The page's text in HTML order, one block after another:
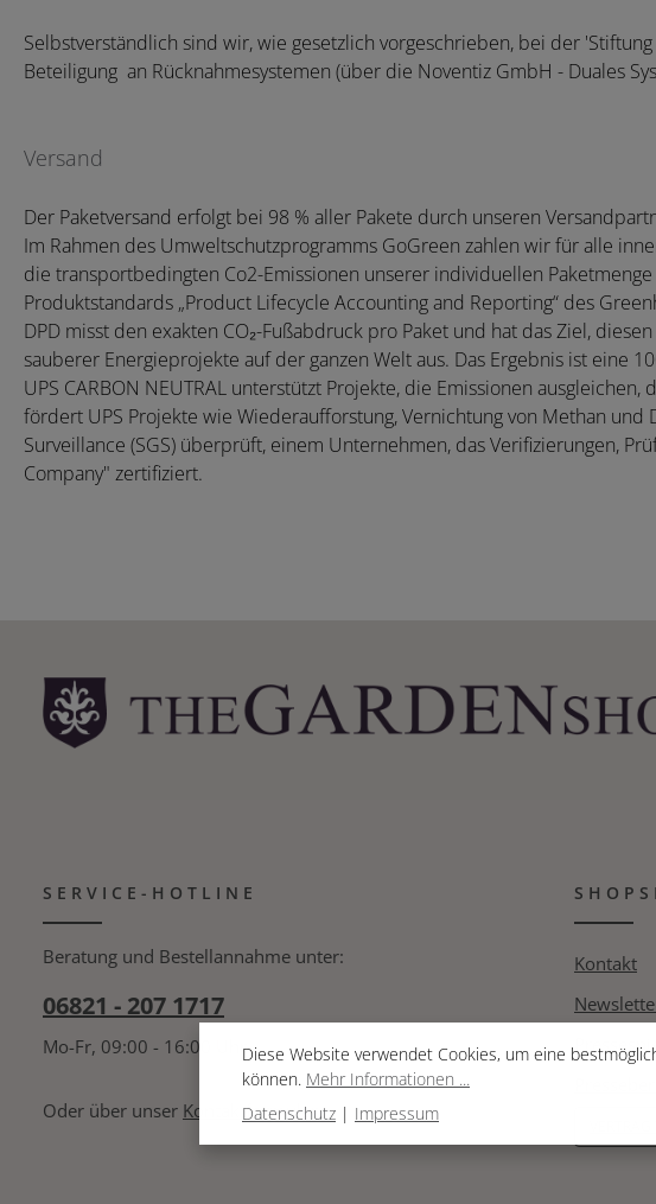
Selbstverständlich sind wir, wie gesetzlich vorgeschrieben, bei der
Beteiligung an Rücknahmesystemen (über die Noventiz GmbH - Duales
Versand
Der Paketversand erfolgt bei 98 % aller Pakete durch unseren
Im Rahmen des Umweltschutzprogramms GoGreen zahlen wir für alle
die transportbedingten Co2-Emissionen unserer individuellen
Produktstandards „Product Lifecycle Accounting and Reporting“ des
DPD misst den exakten CO₂-Fußabdruck pro Paket und hat das Ziel,
sauberer Energieprojekte auf der ganzen Welt aus. Das Ergebnis ist eine
UPS CARBON NEUTRAL unterstützt Projekte, die Emissionen
fördert UPS Projekte wie Wiederaufforstung, Vernichtung von Methan
Surveillance (SGS) überprüft, einem Unternehmen, das Verifizierungen,
Company" zertifiziert.
SERVICE-HOTLINE
Beratung und Bestellannahme unter:
06821 - 207 1717
Mo-Fr, 09:00 - 16:00 Uhr
Oder über unser Kontaktformular .
Kontakt
Diese Website verwendet Cookies, um eine
können. Mehr Informationen ...
Datenschutz | Impressum